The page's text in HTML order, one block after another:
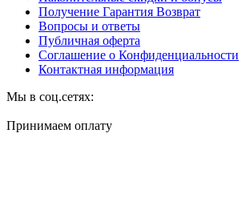
Получение Гарантия Возврат
Вопросы и ответы
Публичная оферта
Соглашение о Конфиденциальности
Контактная информация
Мы в соц.сетях:
Принимаем оплату